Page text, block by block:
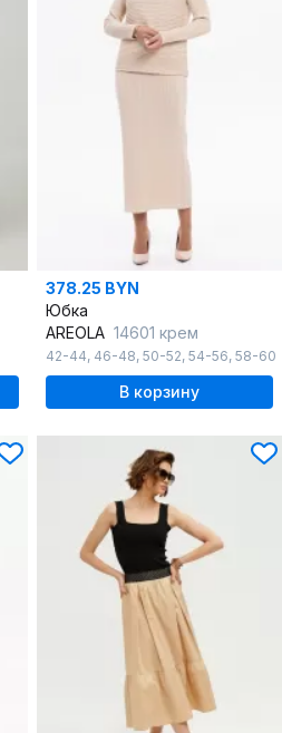
378.25 BYN
Юбка
AREOLA 14601 крем
42-44, 46-48, 50-52, 54-56, 58-60
В корзину